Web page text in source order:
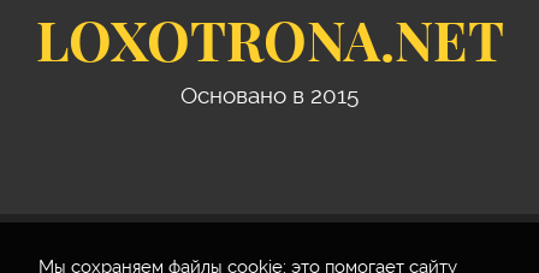
LOXOTRONA.NET
Основано в 2015
Мы cохраняем файлы cookie: это помогает сайту